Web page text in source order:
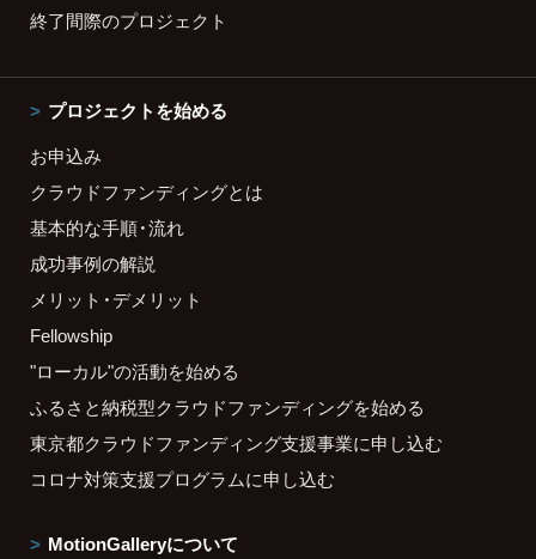
終了間際のプロジェクト
プロジェクトを始める
お申込み
クラウドファンディングとは
基本的な手順・流れ
成功事例の解説
メリット・デメリット
Fellowship
"ローカル"の活動を始める
ふるさと納税型クラウドファンディングを始める
東京都クラウドファンディング支援事業に申し込む
コロナ対策支援プログラムに申し込む
MotionGalleryについて